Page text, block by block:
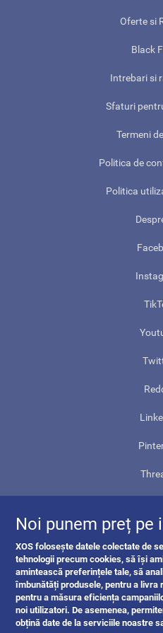
Oferte si
Black
Intrebari si
Sfaturi
Termeni
Politica de
Politica
Harta
Noi punem preț pe
XOS folosește datele colectate de
tehnologii precum cookies, să își
amintească preferințele tale, să
îmbunătăți produsele, pentru a livra
pentru a măsura eficiența
noi utilizatori. De asemenea,
obțină date de la serviciile noastre